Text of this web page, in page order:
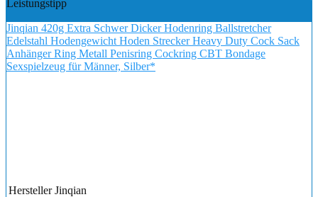
Leistungstipp
Jinqian 420g Extra Schwer Dicker Hodenring Ballstretcher
Edelstahl Hodengewicht Hoden Strecker Heavy Duty Cock Sack
Anhänger Ring Metall Penisring Cockring CBT Bondage
Sexspielzeug für Männer, Silber*
Hersteller Jinqian